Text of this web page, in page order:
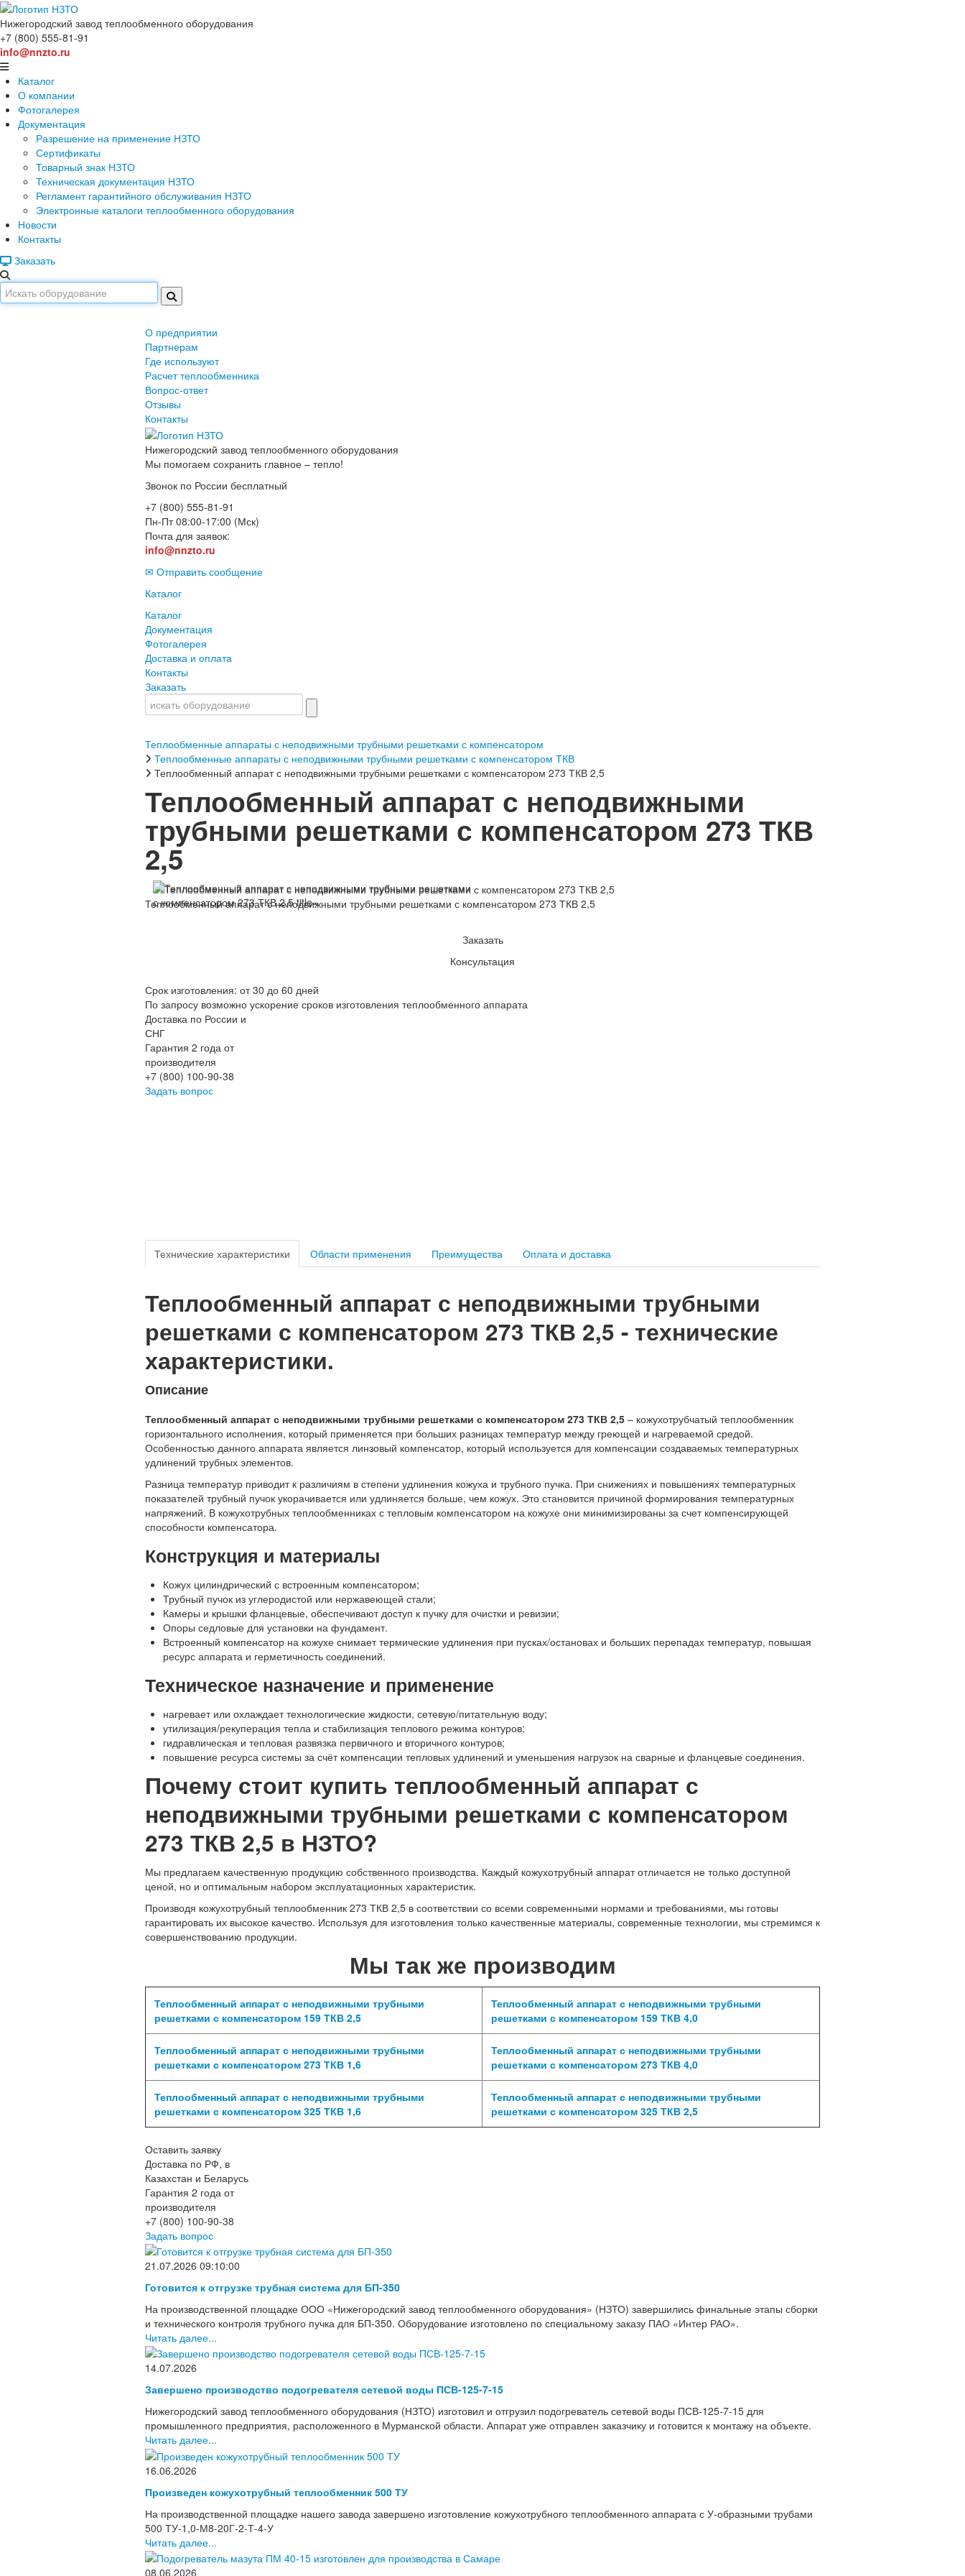
Нижегородский завод теплообменного оборудования
+7 (800) 555-81-91
info@nnzto.ru
Каталог
О компании
Фотогалерея
Документация
Разрешение на применение НЗТО
Сертификаты
Товарный знак НЗТО
Техническая документация НЗТО
Регламент гарантийного обслуживания НЗТО
Электронные каталоги теплообменного оборудования
Новости
Контакты
Заказать
О предприятии
Партнерам
Где используют
Расчет теплообменника
Вопрос-ответ
Отзывы
Контакты
Нижегородский завод теплообменного оборудования
Мы помогаем сохранить главное – тепло!
Звонок по России бесплатный
+7 (800) 555-81-91
Пн-Пт 08:00-17:00 (Мск)
Почта для заявок:
info@nnzto.ru
✉ Отправить сообщение
Каталог
Каталог
Документация
Фотогалерея
Доставка и оплата
Контакты
Заказать
Теплообменные аппараты с неподвижными трубными решетками с компенсатором
Теплообменные аппараты с неподвижными трубными решетками с компенсатором ТКВ
Теплообменный аппарат с неподвижными трубными решетками с компенсатором 273 ТКВ 2,5
Теплообменный аппарат с неподвижными
трубными решетками с компенсатором 273 ТКВ
2,5
Теплообменный аппарат с неподвижными трубными решетками с компенсатором 273 ТКВ 2,5
Заказать
Консультация
Срок изготовления: от 30 до 60 дней
По запросу возможно ускорение сроков изготовления теплообменного аппарата
Доставка по России и
СНГ
Гарантия 2 года от
производителя
+7 (800) 100-90-38
Задать вопрос
Технические характеристики Области применения Преимущества Оплата и доставка
Теплообменный аппарат с неподвижными трубными
решетками с компенсатором 273 ТКВ 2,5 - технические
характеристики.
Описание
Теплообменный аппарат с неподвижными трубными решетками с компенсатором 273 ТКВ 2,5 – кожухотрубчатый теплообменник
горизонтального исполнения, который применяется при больших разницах температур между греющей и нагреваемой средой.
Особенностью данного аппарата является линзовый компенсатор, который используется для компенсации создаваемых температурных
удлинений трубных элементов.
Разница температур приводит к различиям в степени удлинения кожуха и трубного пучка. При снижениях и повышениях температурных
показателей трубный пучок укорачивается или удлиняется больше, чем кожух. Это становится причиной формирования температурных
напряжений. В кожухотрубных теплообменниках с тепловым компенсатором на кожухе они минимизированы за счет компенсирующей
способности компенсатора.
Конструкция и материалы
Кожух цилиндрический с встроенным компенсатором;
Трубный пучок из углеродистой или нержавеющей стали;
Камеры и крышки фланцевые, обеспечивают доступ к пучку для очистки и ревизии;
Опоры седловые для установки на фундамент.
Встроенный компенсатор на кожухе снимает термические удлинения при пусках/остановах и больших перепадах температур, повышая
ресурс аппарата и герметичность соединений.
Техническое назначение и применение
нагревает или охлаждает технологические жидкости, сетевую/питательную воду;
утилизация/рекуперация тепла и стабилизация теплового режима контуров;
гидравлическая и тепловая развязка первичного и вторичного контуров;
повышение ресурса системы за счёт компенсации тепловых удлинений и уменьшения нагрузок на сварные и фланцевые соединения.
Почему стоит купить теплообменный аппарат с
неподвижными трубными решетками с компенсатором
273 ТКВ 2,5 в НЗТО?
Мы предлагаем качественную продукцию собственного производства. Каждый кожухотрубный аппарат отличается не только доступной
ценой, но и оптимальным набором эксплуатационных характеристик.
Производя кожухотрубный теплообменник 273 ТКВ 2,5 в соответствии со всеми современными нормами и требованиями, мы готовы
гарантировать их высокое качество. Используя для изготовления только качественные материалы, современные технологии, мы стремимся к
совершенствованию продукции.
Мы так же производим
Теплообменный аппарат с неподвижными трубными
решетками с компенсатором 159 ТКВ 2,5
Теплообменный аппарат с неподвижными трубными
решетками с компенсатором 159 ТКВ 4,0
Теплообменный аппарат с неподвижными трубными
решетками с компенсатором 273 ТКВ 1,6
Теплообменный аппарат с неподвижными трубными
решетками с компенсатором 273 ТКВ 4,0
Теплообменный аппарат с неподвижными трубными
решетками с компенсатором 325 ТКВ 1,6
Теплообменный аппарат с неподвижными трубными
решетками с компенсатором 325 ТКВ 2,5
Оставить заявку
Доставка по РФ, в
Казахстан и Беларусь
Гарантия 2 года от
производителя
+7 (800) 100-90-38
Задать вопрос
21.07.2026 09:10:00
Готовится к отгрузке трубная система для БП-350
На производственной площадке ООО «Нижегородский завод теплообменного оборудования» (НЗТО) завершились финальные этапы сборки
и технического контроля трубного пучка для БП-350. Оборудование изготовлено по специальному заказу ПАО «Интер РАО».
Читать далее...
14.07.2026
Завершено производство подогревателя сетевой воды ПСВ-125-7-15
Нижегородский завод теплообменного оборудования (НЗТО) изготовил и отгрузил подогреватель сетевой воды ПСВ-125-7-15 для
промышленного предприятия, расположенного в Мурманской области. Аппарат уже отправлен заказчику и готовится к монтажу на объекте.
Читать далее...
16.06.2026
Произведен кожухотрубный теплообменник 500 ТУ
На производственной площадке нашего завода завершено изготовление кожухотрубного теплообменного аппарата с У-образными трубами
500 ТУ-1,0-М8-20Г-2-Т-4-У
Читать далее...
08.06.2026